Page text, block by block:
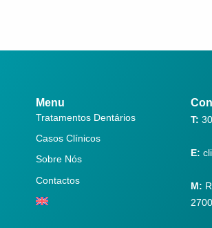
Menu
Tratamentos Dentários
Casos Clínicos
Sobre Nós
Contactos
T:
E:
M: